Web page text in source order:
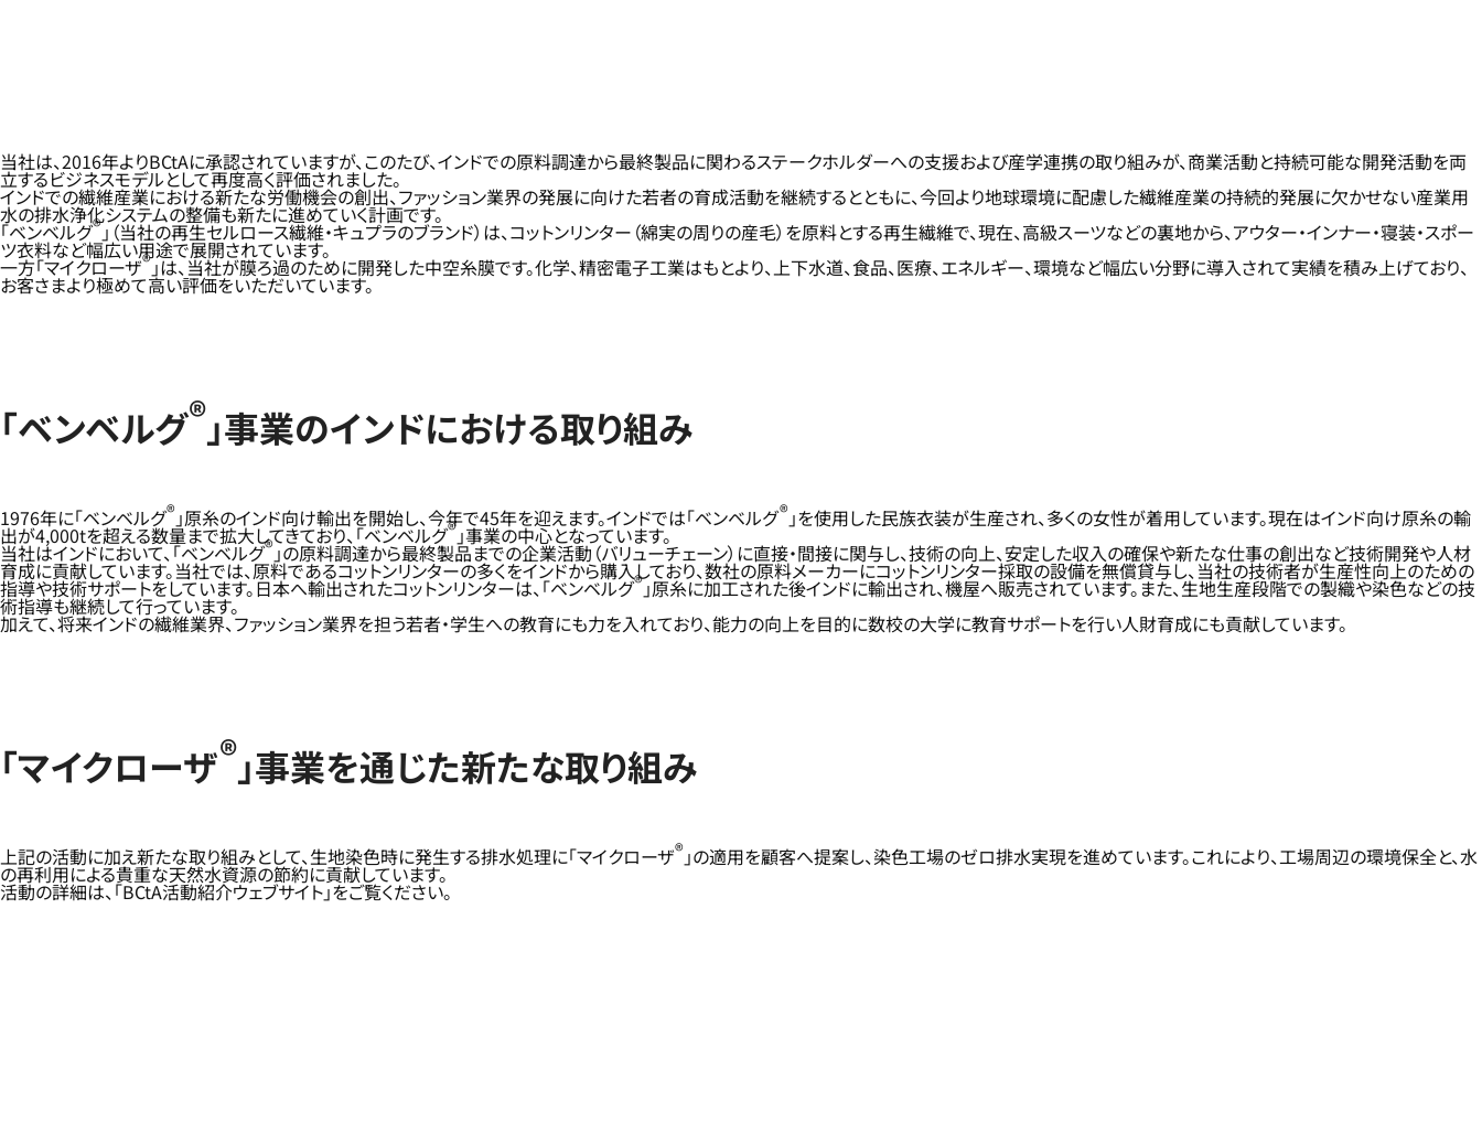
当社は、2016年よりBCtAに承認されていますが、このたび、インドでの原料調達から最終製品に関わるステークホルダーへの支援および産学連携の取り組みが、商業活動と持続可能な開発活動を両
立するビジネスモデルとして再度高く評価されました。
インドでの繊維産業における新たな労働機会の創出、ファッション業界の発展に向けた若者の育成活動を継続するとともに、今回より地球環境に配慮した繊維産業の持続的発展に欠かせない産業用
水の排水浄化システムの整備も新たに進めていく計画です。
「ベンベルグ®」（当社の再生セルロース繊維・キュプラのブランド）は、コットンリンター（綿実の周りの産毛）を原料とする再生繊維で、現在、高級スーツなどの裏地から、アウター・インナー・寝装・スポー
ツ衣料など幅広い用途で展開されています。
一方「マイクローザ®」は、当社が膜ろ過のために開発した中空糸膜です。化学、精密電子工業はもとより、上下水道、食品、医療、エネルギー、環境など幅広い分野に導入されて実績を積み上げており、
お客さまより極めて高い評価をいただいています。
「ベンベルグ®」事業のインドにおける取り組み
1976年に「ベンベルグ®」原糸のインド向け輸出を開始し、今年で45年を迎えます。インドでは「ベンベルグ®」を使用した民族衣装が生産され、多くの女性が着用しています。現在はインド向け原糸の輸
出が4,000tを超える数量まで拡大してきており、「ベンベルグ®」事業の中心となっています。
当社はインドにおいて、「ベンベルグ®」の原料調達から最終製品までの企業活動（バリューチェーン）に直接・間接に関与し、技術の向上、安定した収入の確保や新たな仕事の創出など技術開発や人材
育成に貢献しています。当社では、原料であるコットンリンターの多くをインドから購入しており、数社の原料メーカーにコットンリンター採取の設備を無償貸与し、当社の技術者が生産性向上のための
指導や技術サポートをしています。日本へ輸出されたコットンリンターは、「ベンベルグ®」原糸に加工された後インドに輸出され、機屋へ販売されています。また、生地生産段階での製織や染色などの技
術指導も継続して行っています。
加えて、将来インドの繊維業界、ファッション業界を担う若者・学生への教育にも力を入れており、能力の向上を目的に数校の大学に教育サポートを行い人財育成にも貢献しています。
「マイクローザ®」事業を通じた新たな取り組み
上記の活動に加え新たな取り組みとして、生地染色時に発生する排水処理に「マイクローザ®」の適用を顧客へ提案し、染色工場のゼロ排水実現を進めています。これにより、工場周辺の環境保全と、水
の再利用による貴重な天然水資源の節約に貢献しています。
活動の詳細は、「BCtA活動紹介ウェブサイト」をご覧ください。